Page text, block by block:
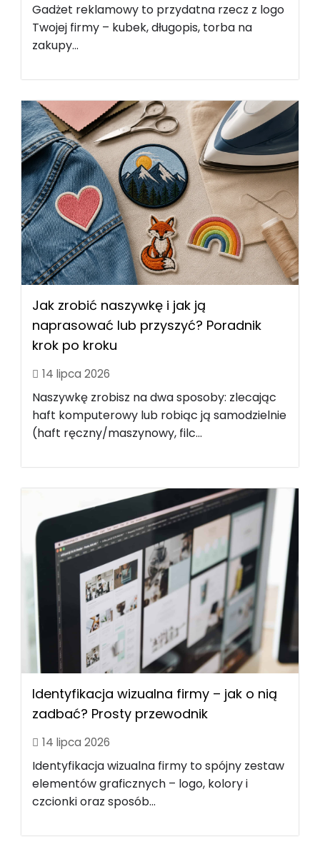
Gadżet reklamowy to przydatna rzecz z logo
Twojej firmy – kubek, długopis, torba na
zakupy...
Jak zrobić naszywkę i jak ją
naprasować lub przyszyć? Poradnik
krok po kroku
14 lipca 2026
Naszywkę zrobisz na dwa sposoby: zlecając
haft komputerowy lub robiąc ją samodzielnie
(haft ręczny/maszynowy, filc...
Identyfikacja wizualna firmy – jak o nią
zadbać? Prosty przewodnik
14 lipca 2026
Identyfikacja wizualna firmy to spójny zestaw
elementów graficznych – logo, kolory i
czcionki oraz sposób...